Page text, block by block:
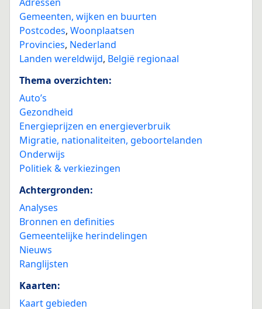
Adressen
Gemeenten, wijken en buurten
Postcodes, Woonplaatsen
Provincies, Nederland
Landen wereldwijd, België regionaal
Thema overzichten:
Auto’s
Gezondheid
Energieprijzen en energieverbruik
Migratie, nationaliteiten, geboortelanden
Onderwijs
Politiek & verkiezingen
Achtergronden:
Analyses
Bronnen en definities
Gemeentelijke herindelingen
Nieuws
Ranglijsten
Kaarten:
Kaart gebieden